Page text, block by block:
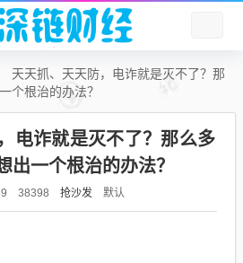
天天抓、天天防，电诈就是灭不了？那
个根治的办法？
电诈就是灭不了？那么多
出一个根治的办法？
38398 抢沙发 默认